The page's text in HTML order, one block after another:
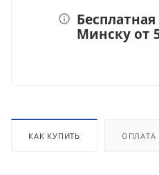
Минску от
КАК КУПИТЬ ОПЛАТА